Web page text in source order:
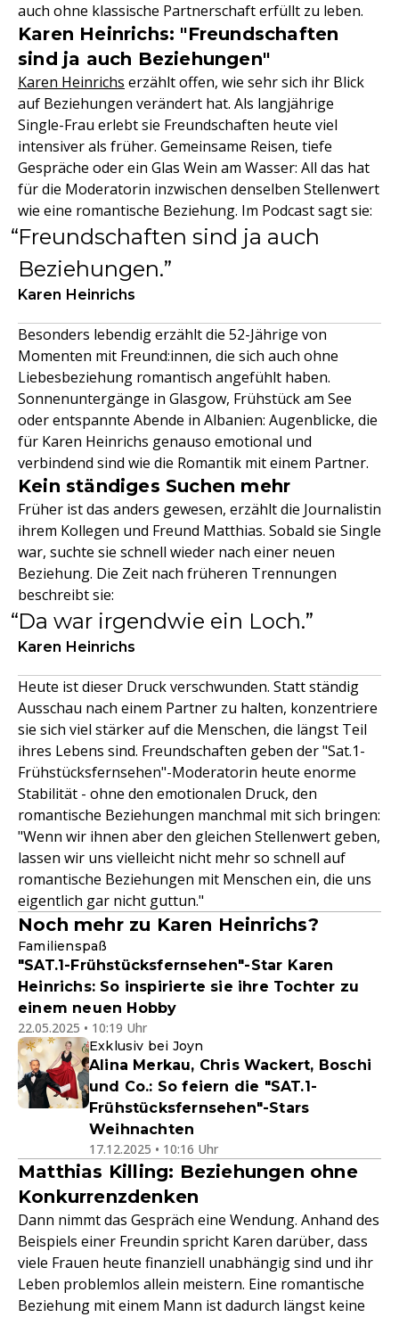
auch ohne klassische Partnerschaft erfüllt zu leben.
Karen Heinrichs: "Freundschaften
sind ja auch Beziehungen"
Karen Heinrichs erzählt offen, wie sehr sich ihr Blick
auf Beziehungen verändert hat. Als langjährige
Single-Frau erlebt sie Freundschaften heute viel
intensiver als früher. Gemeinsame Reisen, tiefe
Gespräche oder ein Glas Wein am Wasser: All das hat
für die Moderatorin inzwischen denselben Stellenwert
wie eine romantische Beziehung. Im Podcast sagt sie:
Freundschaften sind ja auch
Beziehungen.
Karen Heinrichs
Besonders lebendig erzählt die 52-Jährige von
Momenten mit Freund:innen, die sich auch ohne
Liebesbeziehung romantisch angefühlt haben.
Sonnenuntergänge in Glasgow, Frühstück am See
oder entspannte Abende in Albanien: Augenblicke, die
für Karen Heinrichs genauso emotional und
verbindend sind wie die Romantik mit einem Partner.
Kein ständiges Suchen mehr
Früher ist das anders gewesen, erzählt die Journalistin
ihrem Kollegen und Freund Matthias. Sobald sie Single
war, suchte sie schnell wieder nach einer neuen
Beziehung. Die Zeit nach früheren Trennungen
beschreibt sie:
Da war irgendwie ein Loch.
Karen Heinrichs
Heute ist dieser Druck verschwunden. Statt ständig
Ausschau nach einem Partner zu halten, konzentriere
sie sich viel stärker auf die Menschen, die längst Teil
ihres Lebens sind. Freundschaften geben der "Sat.1-
Frühstücksfernsehen"-Moderatorin heute enorme
Stabilität - ohne den emotionalen Druck, den
romantische Beziehungen manchmal mit sich bringen:
"Wenn wir ihnen aber den gleichen Stellenwert geben,
lassen wir uns vielleicht nicht mehr so schnell auf
romantische Beziehungen mit Menschen ein, die uns
eigentlich gar nicht guttun."
Noch mehr zu Karen Heinrichs?
Familienspaß
"SAT.1-Frühstücksfernsehen"-Star Karen
Heinrichs: So inspirierte sie ihre Tochter zu
einem neuen Hobby
22.05.2025 • 10:19 Uhr
Exklusiv bei Joyn
Alina Merkau, Chris Wackert, Boschi
und Co.: So feiern die "SAT.1-
Frühstücksfernsehen"-Stars
Weihnachten
17.12.2025 • 10:16 Uhr
Matthias Killing: Beziehungen ohne
Konkurrenzdenken
Dann nimmt das Gespräch eine Wendung. Anhand des
Beispiels einer Freundin spricht Karen darüber, dass
viele Frauen heute finanziell unabhängig sind und ihr
Leben problemlos allein meistern. Eine romantische
Beziehung mit einem Mann ist dadurch längst keine